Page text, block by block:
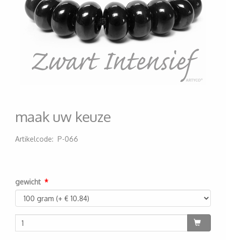
maak uw keuze
Artikelcode: P-066
gewicht